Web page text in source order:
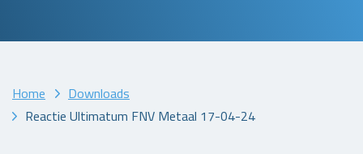
Home
Downloads
Reactie Ultimatum FNV Metaal 17-04-24